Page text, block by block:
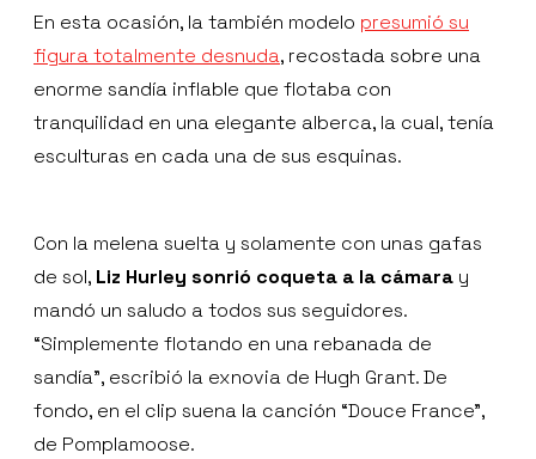
En esta ocasión, la también modelo presumió su
figura totalmente desnuda, recostada sobre una
enorme sandía inflable que flotaba con
tranquilidad en una elegante alberca, la cual, tenía
esculturas en cada una de sus esquinas.
Con la melena suelta y solamente con unas gafas
de sol, Liz Hurley sonrió coqueta a la cámara y
mandó un saludo a todos sus seguidores.
“Simplemente flotando en una rebanada de
sandía”, escribió la exnovia de Hugh Grant. De
fondo, en el clip suena la canción “Douce France”,
de Pomplamoose.